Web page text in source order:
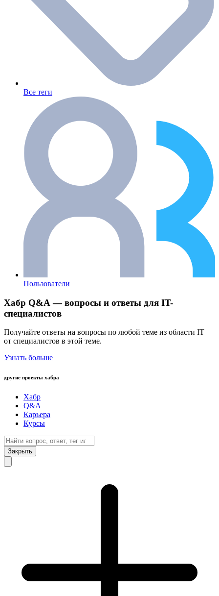
Все теги
Пользователи
Хабр Q&A — вопросы и ответы для IT-
специалистов
Получайте ответы на вопросы по любой теме из области IT
от специалистов в этой теме.
Узнать больше
другие проекты хабра
Хабр
Q&A
Карьера
Курсы
Закрыть